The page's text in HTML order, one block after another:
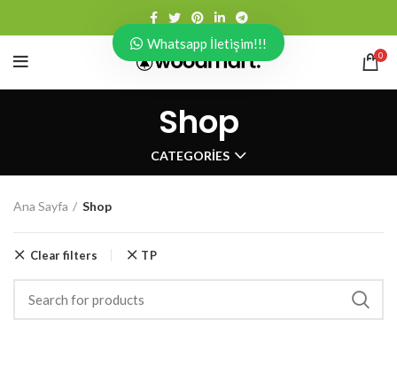
0
Shop
CATEGORIES
Ana Sayfa Shop
Clear filters TP
Whatsapp İletişim!!!